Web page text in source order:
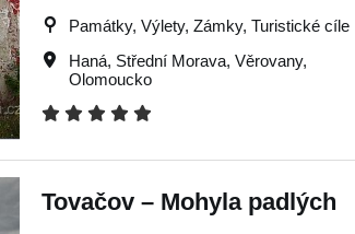
Památky, Výlety, Zámky, Turistické cíle
Haná, Střední Morava,Věrovany,
Olomoucko
Tovačov – Mohyla padlých